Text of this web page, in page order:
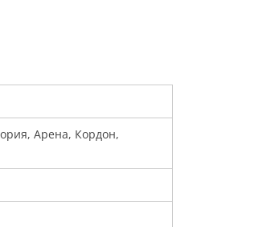
Арена, Кордон,